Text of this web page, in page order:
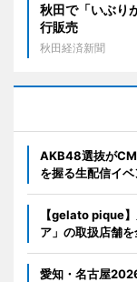
秋田で「いぶり
行販売
秋田経済新聞
AKB48選抜がCM
を握る生配信イ
【gelato pique
ア」の取扱店舗
愛知・名古屋